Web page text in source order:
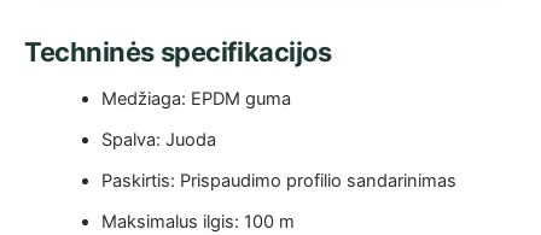
Techninės specifikacijos
Medžiaga: EPDM guma
Spalva: Juoda
Paskirtis: Prispaudimo profilio sandarinimas
Maksimalus ilgis: 100 m